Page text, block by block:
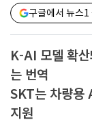
구글에서 뉴스1
K-AI 모델 확
는 번역
SKT는 차량용
지원